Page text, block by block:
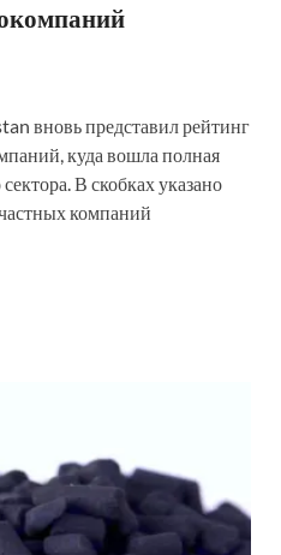
вновь представил рейтинг
куда вошла полная
В скобках указано
компаний